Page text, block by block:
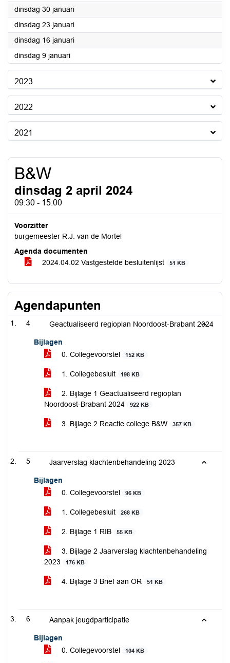
dinsdag 30 januari2024
dinsdag 23 januari2024
dinsdag 16 januari2024
dinsdag 9 januari2024
2023
2022
2021
B&W
dinsdag 2 april 2024
09:30 - 15:00
Voorzitter
burgemeester R.J. van de Mortel
Agenda documenten
2024.04.02 Vastgestelde besluitenlijst
51 KB
Agendapunten
4 Geactualiseerd regioplan Noordoost-Brabant 2024
Bijlagen
0. Collegevoorstel
152 KB
1. Collegebesluit 198 KB
2. Bijlage 1 Geactualiseerd regioplan
Noordoost-Brabant 2024
922 KB
3. Bijlage 2 Reactie college B&W 357 KB
5 Jaarverslag klachtenbehandeling 2023
Bijlagen
0. Collegevoorstel
96 KB
1. Collegebesluit 268 KB
2. Bijlage 1 RIB 55 KB
3. Bijlage 2 Jaarverslag klachtenbehandeling
2023
176 KB
4. Bijlage 3 Brief aan OR 51 KB
6 Aanpak jeugdparticipatie
Bijlagen
0. Collegevoorstel
104 KB